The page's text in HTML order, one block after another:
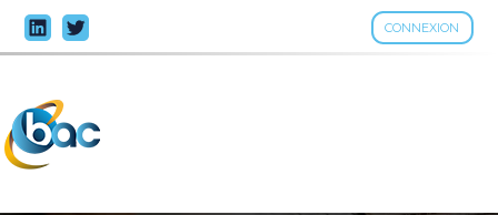
CONNEXION
Aller
au